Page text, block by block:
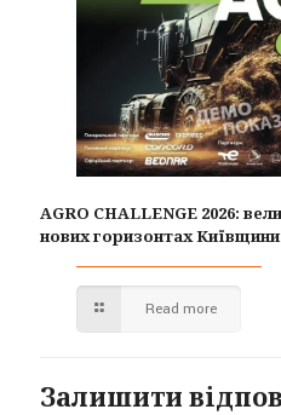
AGRO CHALLENGE 2026:
нових горизонтах Київщини
Read more
Залишити